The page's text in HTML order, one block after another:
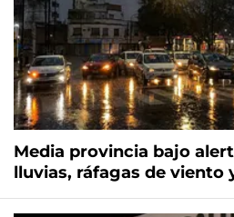
Media provincia bajo
lluvias, ráfagas de viento